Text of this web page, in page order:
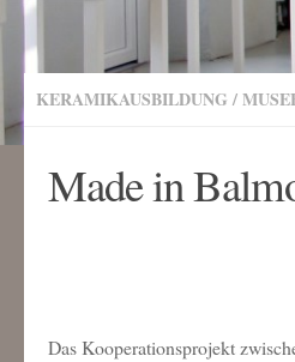
KERAMIKAUSBILDUNG /
Made in
Das Kooperationsprojekt